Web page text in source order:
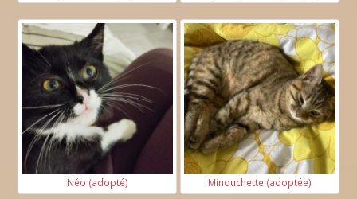
Néo (adopté) Minouchette (adoptée)